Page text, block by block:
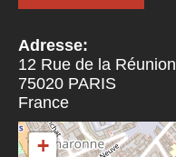
Adresse:
12 Rue de la Réunion
75020 PARIS
France
+